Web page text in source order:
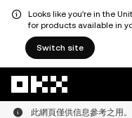
Looks like you're in the
for products available in
Switch site
此網頁僅供信息參考之用